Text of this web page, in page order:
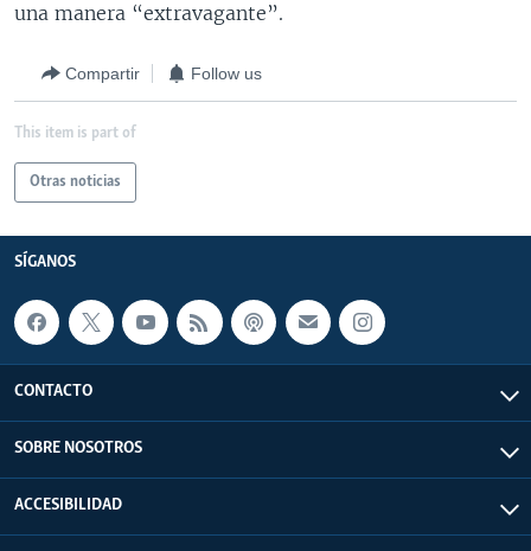
una manera “extravagante”.
Compartir Follow us
This item is part of
Otras noticias
SÍGANOS
CONTACTO
SOBRE NOSOTROS
ACCESIBILIDAD